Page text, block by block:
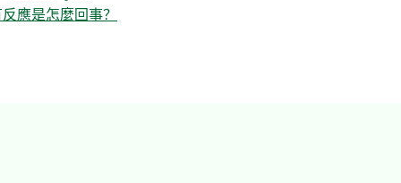
應是怎麼回事？